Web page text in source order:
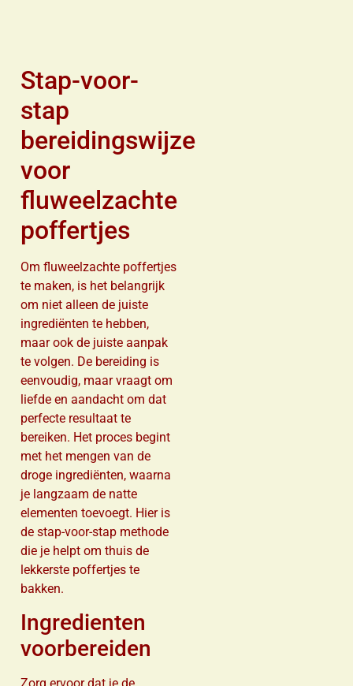
Stap-voor-
stap
bereidingswijze
voor
fluweelzachte
poffertjes
Om fluweelzachte poffertjes
te maken, is het belangrijk
om niet alleen de juiste
ingrediënten te hebben,
maar ook de juiste aanpak
te volgen. De bereiding is
eenvoudig, maar vraagt om
liefde en aandacht om dat
perfecte resultaat te
bereiken. Het proces begint
met het mengen van de
droge ingrediënten, waarna
je langzaam de natte
elementen toevoegt. Hier is
de stap-voor-stap methode
die je helpt om thuis de
lekkerste poffertjes te
bakken.
Ingredienten
voorbereiden